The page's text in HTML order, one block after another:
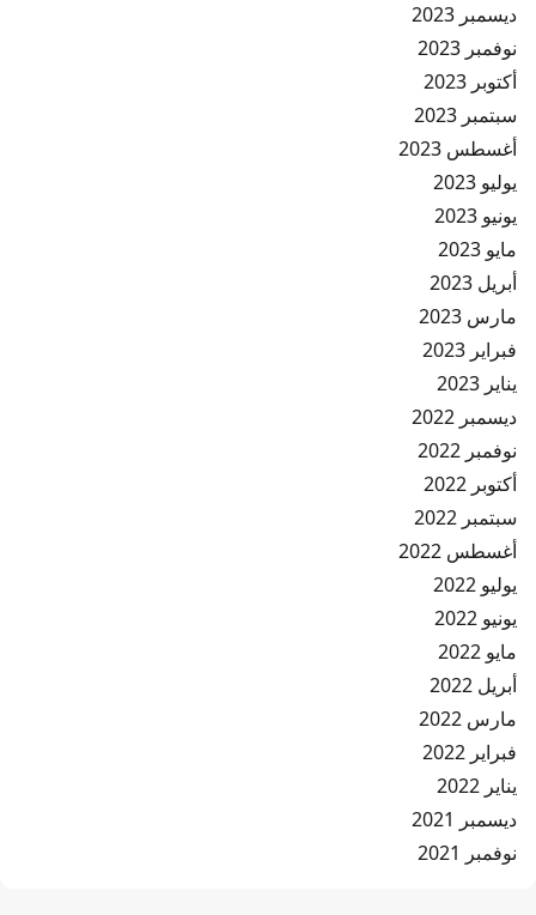
ديسمبر 2023
نوفمبر 2023
أكتوبر 2023
سبتمبر 2023
أغسطس 2023
يوليو 2023
يونيو 2023
مايو 2023
أبريل 2023
مارس 2023
فبراير 2023
يناير 2023
ديسمبر 2022
نوفمبر 2022
أكتوبر 2022
سبتمبر 2022
أغسطس 2022
يوليو 2022
يونيو 2022
مايو 2022
أبريل 2022
مارس 2022
فبراير 2022
يناير 2022
ديسمبر 2021
نوفمبر 2021